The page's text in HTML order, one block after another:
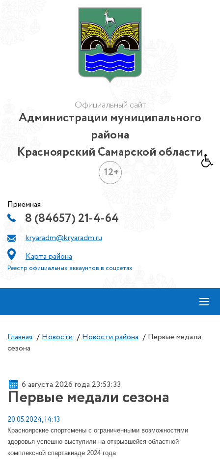
Официальный сайт
Администрации муниципального
района
Красноярский Самарской области
12+
Приемная:
8 (84657) 21-4-64
kryaradm@kryaradm.ru
Карта района
Реестр официальных аккаунтов в соцсетях
≡
Главная / Новости / Новости района / Первые медали
сезона
6 августа 2026 года 23:53:33
Первые медали сезона
20.05.2024, 14:13
Красноярские спортсмены с ограниченными возможностями
здоровья успешно выступили на открывшейся областной
комплексной спартакиаде 2024 года